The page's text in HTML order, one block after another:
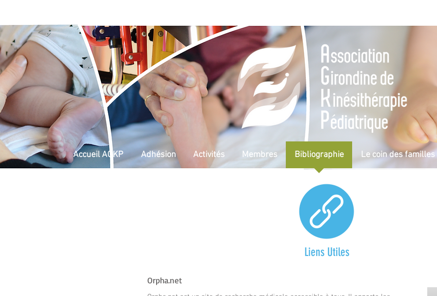
Accueil AGKP Adhésion Activités Membres Bibliographie Le coin des familles
Liens Utiles
Orpha.net